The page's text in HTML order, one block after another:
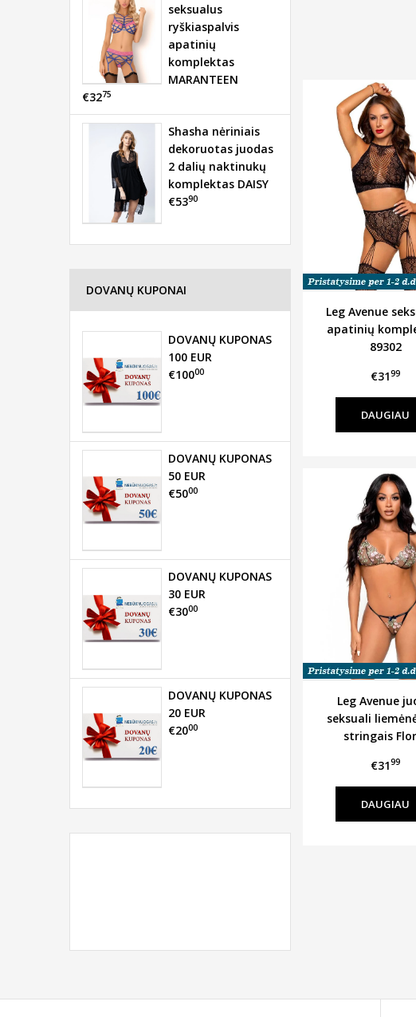
Leg Avenue
apatinių
89302
€3199
DAUGIAU
Leg Avenue
seksuali
stringais
€3199
DAUGIAU
seksualus
ryškiaspalvis
apatinių
komplektas
MARANTEEN
€3275
Shasha nėriniais
dekoruotas juodas
2 dalių naktinukų
komplektas DAISY
€5390
DOVANŲ KUPONAI
DOVANŲ KUPONAS
100 EUR
€10000
DOVANŲ KUPONAS
50 EUR
€5000
DOVANŲ KUPONAS
30 EUR
€3000
DOVANŲ KUPONAS
20 EUR
€2000